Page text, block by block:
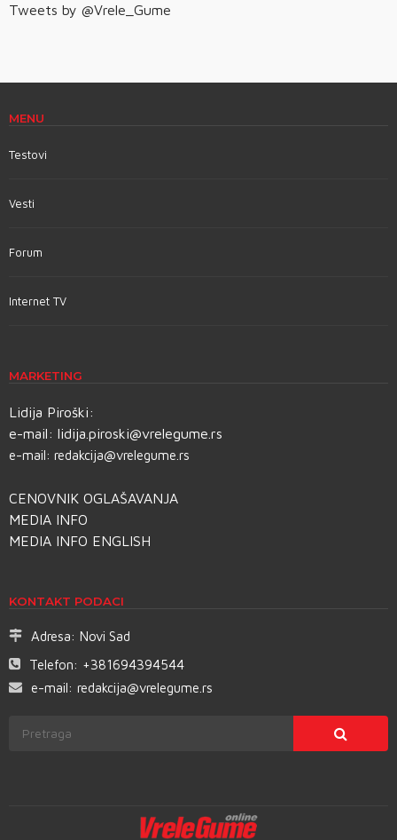
Tweets by @Vrele_Gume
MENU
Testovi
Vesti
Forum
Internet TV
MARKETING
Lidija Piroški:
e-mail: lidija.piroski@vrelegume.rs
e-mail: redakcija@vrelegume.rs
CENOVNIK OGLAŠAVANJA
MEDIA INFO
MEDIA INFO ENGLISH
KONTAKT PODACI
Adresa: Novi Sad
Telefon: +381694394544
e-mail: redakcija@vrelegume.rs